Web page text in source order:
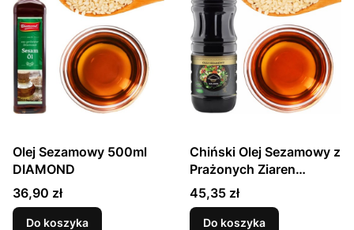
Olej Sezamowy 500ml
DIAMOND
Cena
36,90 zł
Do koszyka
Chiński Olej Sezamowy z
Prażonych Ziaren
Sezamu Sesame Oil
1000ml 1L MR. MING
Cena
45,35 zł
Do koszyka